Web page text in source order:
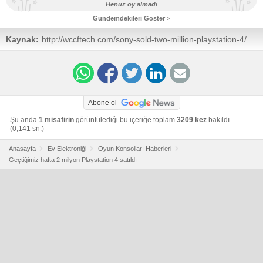
Henüz oy almadı
Gündemdekileri Göster >
Kaynak: http://wccftech.com/sony-sold-two-million-playstation-4/
Abone ol
Şu anda 1 misafirin görüntülediği bu içeriğe toplam 3209 kez bakıldı.
(0,141 sn.)
Anasayfa Ev Elektroniği
Oyun Konsolları Haberleri
Geçtiğimiz hafta 2 milyon Playstation 4 satıldı